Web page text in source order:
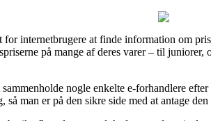
internetbrugere at finde information om
på mange af deres varer – til
nogle enkelte e-forhandlere
man er på den sikre side med at antage